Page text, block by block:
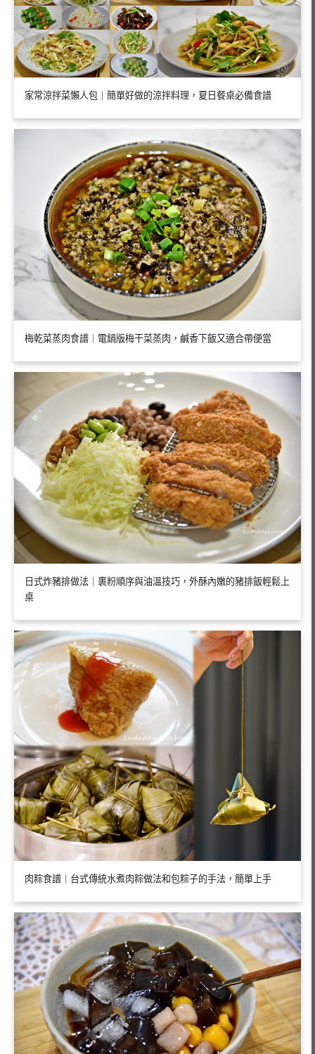
家常涼拌菜懶人包｜簡單好做的涼拌料理，夏日餐桌必備食譜
梅乾菜蒸肉食譜｜電鍋版梅干菜蒸肉，鹹香下飯又適合帶便當
日式炸豬排做法｜裹粉順序與油溫技巧，外酥內嫩的豬排飯輕鬆上
桌
肉粽食譜｜台式傳統水煮肉粽做法和包粽子的手法，簡單上手